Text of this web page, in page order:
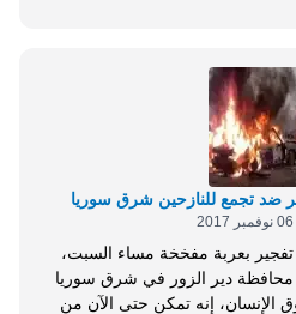
ضد تجمع للنازحين شرق سوريا
في تفجير بعربة مفخخة مساء السبت،
محافظة دير الزور في شرق سوريا
الإنسان، إنه تمكن حتى الآن من